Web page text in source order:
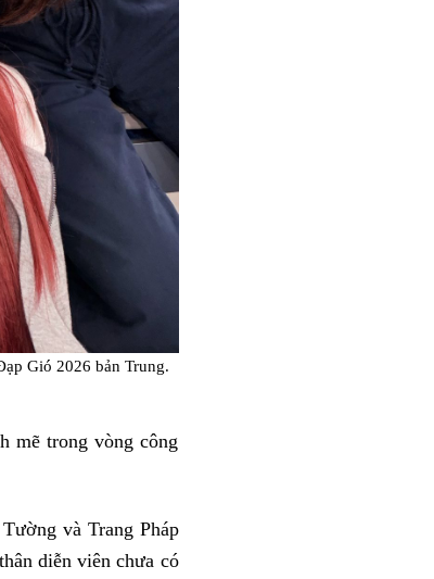
Gió 2026 bản Trung.
mẽ trong vòng công
và Trang Pháp
diễn viên chưa có